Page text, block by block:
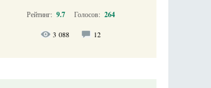
Рейтинг: 9.7 Голосов: 264
3 088 12